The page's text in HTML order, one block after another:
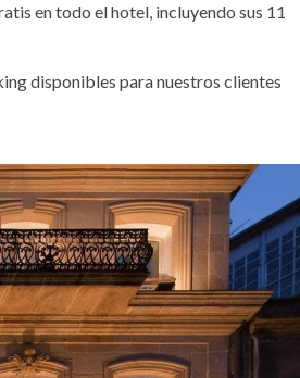
en todo el hotel, incluyendo sus 11
disponibles para nuestros clientes